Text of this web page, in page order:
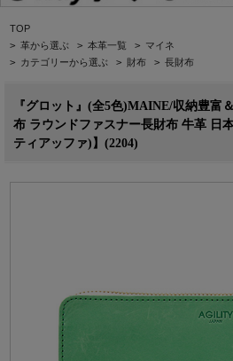
TOP
> 革から選ぶ > 本革一覧 > マイネ
> カテゴリーから選ぶ > 財布 > 長財布
『グロット』(全5色)MAINE/収納豊富
布 ラウンドファスナー長財布 牛革 日
ティアッファ)】(2204)